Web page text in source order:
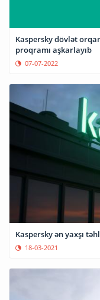
Kaspersky dövlət
proqramı aşkarlayıb
07-07-2022
Kaspersky ən yaxşı
18-03-2021